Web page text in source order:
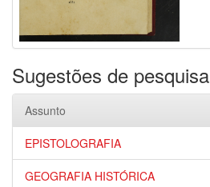
Sugestões de pesquisa
Assunto
EPISTOLOGRAFIA
GEOGRAFIA HISTÓRICA